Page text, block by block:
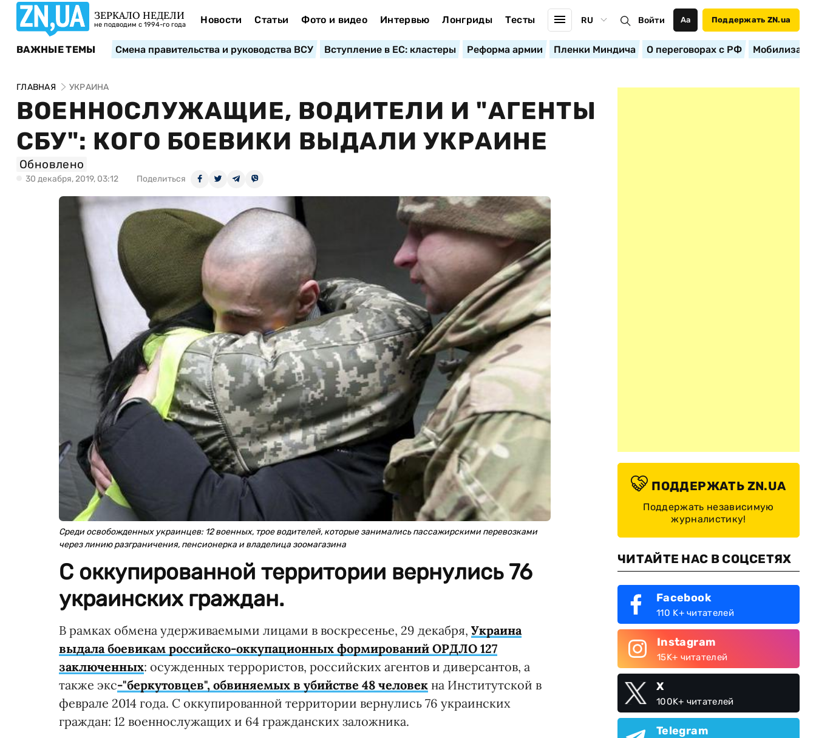
ЗЕРКАЛО НЕДЕЛИ
не подводим с 1994-го года Новости Статьи Фото и видео Интервью Лонгриды Тесты RU Войти Аа Поддержать ZN.ua
ВАЖНЫЕ ТЕМЫ Смена правительства и руководства ВСУ Вступление в ЕС: кластеры Реформа армии Пленки Миндича О переговорах с РФ
ГЛАВНАЯ УКРАИНА
ВОЕННОСЛУЖАЩИЕ, ВОДИТЕЛИ И "АГЕНТЫ
СБУ": КОГО БОЕВИКИ ВЫДАЛИ УКРАИНЕ
Обновлено
30 декабря, 2019, 03:12 Поделиться
Среди освобожденных украинцев: 12 военных, трое водителей, которые занимались пассажирскими перевозками
через линию разграничения, пенсионерка и владелица зоомагазина
С оккупированной территории вернулись 76
украинских граждан.
В рамках обмена удерживаемыми лицами в воскресенье, 29 декабря, Украина
выдала боевикам российско-оккупационных формирований ОРДЛО 127
заключенных: осужденных террористов, российских агентов и диверсантов, а
также экс-"беркутовцев", обвиняемых в убийстве 48 человек на Институтской в
феврале 2014 года. С оккупированной территории вернулись 76 украинских
граждан: 12 военнослужащих и 64 гражданских заложника.
ПОДДЕРЖАТЬ ZN.UA
Поддержать независимую
журналистику!
ЧИТАЙТЕ НАС В СОЦСЕТЯХ
Facebook
110 K+ читателей
Instagram
15K+ читателей
X
100K+ читателей
Telegram